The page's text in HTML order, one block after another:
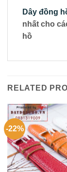
Dây đồng
nhất cho
hồ
RELATED
-22%